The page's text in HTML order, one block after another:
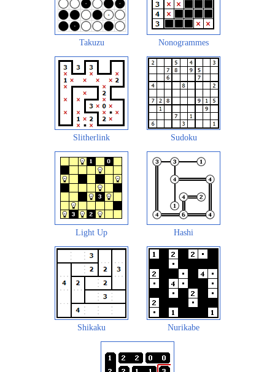
Takuzu Nonogrammes
Slitherlink Sudoku
Light Up Hashi
Shikaku Nurikabe